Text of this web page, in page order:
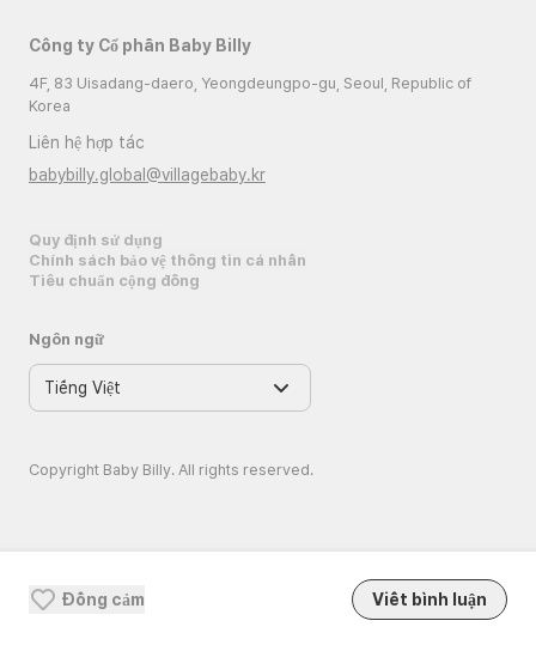
Đồng cảm Viết bình luận
Công ty Cổ phần Baby Billy
4F, 83 Uisadang-daero, Yeongdeungpo-gu, Seoul, Republic of
Korea
Liên hệ hợp tác
babybilly.global@villagebaby.kr
Quy định sử dụng
Chính sách bảo vệ thông tin cá nhân
Tiêu chuẩn cộng đồng
Ngôn ngữ
Copyright Baby Billy. All rights reserved.